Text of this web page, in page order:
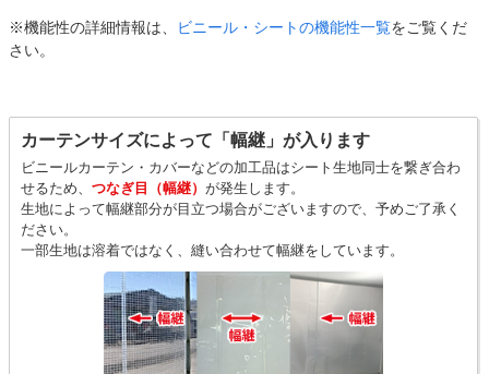
※機能性の詳細情報は、 ビニール・シートの機能性一覧をご覧くだ
さい。
カーテンサイズによって「幅継」が入ります
ビニールカーテン・カバーなどの加工品はシート生地同士を繋ぎ合わ
せるため、 つなぎ目（幅継） が発生します。
生地によって幅継部分が目立つ場合がございますので、予めご了承く
ださい。
一部生地は溶着ではなく、縫い合わせて幅継をしています。